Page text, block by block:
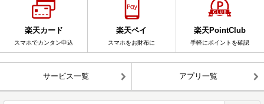
楽天カード
スマホでカンタン申込
楽天ペイ
スマホをお財布に
楽天PointClub
手軽にポイントを確認
サービス一覧 アプリ一覧